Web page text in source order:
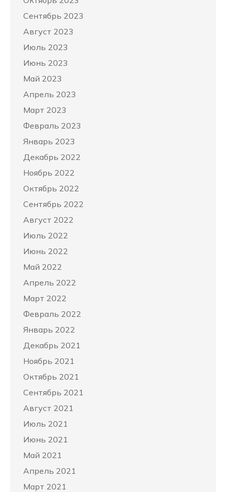
Сентябрь 2023
Август 2023
Июль 2023
Июнь 2023
Май 2023
Апрель 2023
Март 2023
Февраль 2023
Январь 2023
Декабрь 2022
Ноябрь 2022
Октябрь 2022
Сентябрь 2022
Август 2022
Июль 2022
Июнь 2022
Май 2022
Апрель 2022
Март 2022
Февраль 2022
Январь 2022
Декабрь 2021
Ноябрь 2021
Октябрь 2021
Сентябрь 2021
Август 2021
Июль 2021
Июнь 2021
Май 2021
Апрель 2021
Март 2021